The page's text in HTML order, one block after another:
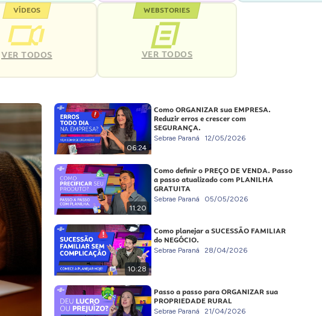
VÍDEOS
VER TODOS
WEBSTORIES
VER TODOS
06:24
Como ORGANIZAR sua EMPRESA.
Reduzir erros e crescer com
SEGURANÇA.
Sebrae Paraná 12/05/2026
11:20
Como definir o PREÇO DE VENDA. Passo
a passo atualizado com PLANILHA
GRATUITA
Sebrae Paraná 05/05/2026
10:28
Como planejar a SUCESSÃO FAMILIAR
do NEGÓCIO.
Sebrae Paraná 28/04/2026
Passo a passo para ORGANIZAR sua
PROPRIEDADE RURAL
Sebrae Paraná 21/04/2026